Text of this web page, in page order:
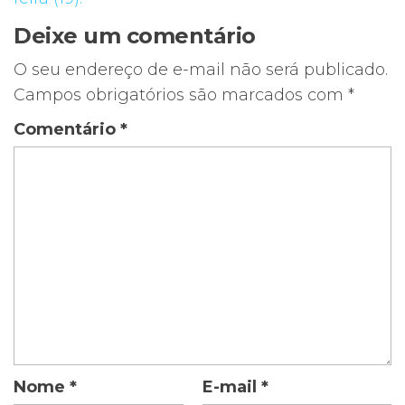
Deixe um comentário
O seu endereço de e-mail não será publicado.
Campos obrigatórios são marcados com *
Comentário *
Nome * E-mail *